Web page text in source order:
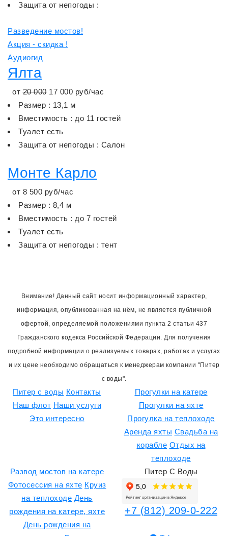
Защита от непогоды :
Разведение мостов!
Акция - скидка !
Аудиогид
Ялта
от20 000 17 000 руб/час
Размер : 13,1 м
Вместимость : до 11 гостей
Туалет есть
Защита от непогоды : Салон
Монте Карло
от 8 500 руб/час
Размер : 8,4 м
Вместимость : до 7 гостей
Туалет есть
Защита от непогоды : тент
Внимание! Данный сайт носит информационный характер,
информация, опубликованная на нём, не является публичной
офертой, определяемой положениями пункта 2 статьи 437
Гражданского кодекса Российской Федерации. Для получения
подробной информации о реализуемых товарах, работах и услугах
и их цене необходимо обращаться к менеджерам компании "Питер
с воды".
Питер с воды Контакты
Наш флот Наши услуги
Это интересно
Прогулки на катере
Прогулки на яхте
Прогулка на теплоходе
Аренда яхты Свадьба на
корабле Отдых на
теплоходе
Развод мостов на катере
Фотосессия на яхте Круиз
на теплоходе День
рождения на катере, яхте
День рождения на
Питер С Воды
+7 (812) 209-0-222